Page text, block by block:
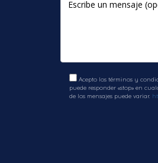
incrementar
propiedades
hacia la
No dudes en
Acepto los términos y
puede responder «stop» en
de los mensajes puede variar.